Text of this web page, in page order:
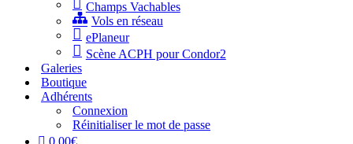
Champs Vachables
Vols en réseau
ePlaneur
Scène ACPH pour Condor2
Galeries
Boutique
Adhérents
Connexion
Réinitialiser le mot de passe